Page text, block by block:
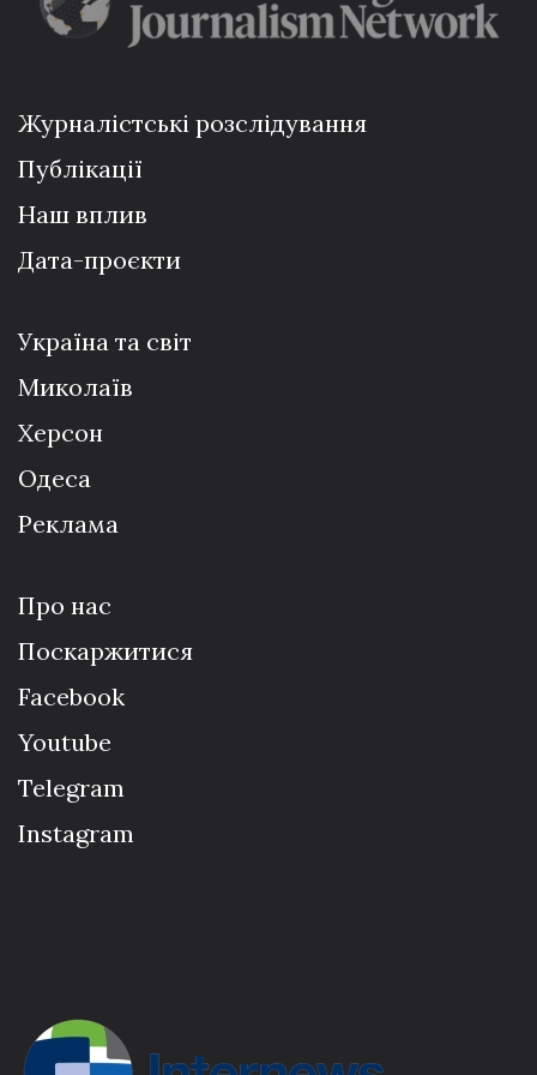
Журналістські розслідування
Публікації
Наш вплив
Дата-проєкти
Україна та світ
Миколаїв
Херсон
Одеса
Реклама
Про нас
Поскаржитися
Facebook
Youtube
Telegram
Instagram